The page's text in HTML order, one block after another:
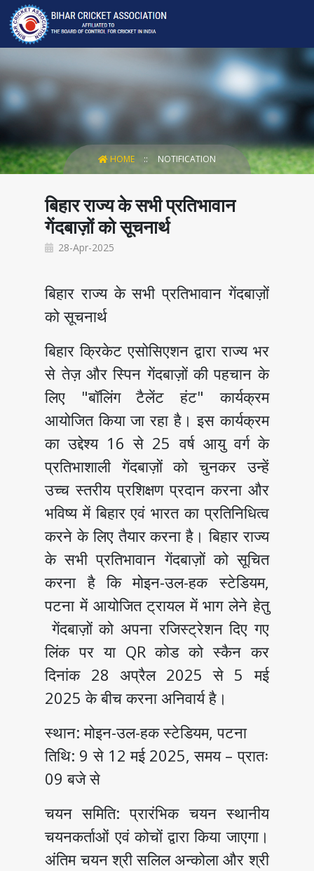
HOME NOTIFICATION
बिहार राज्य के सभी प्रतिभावान
गेंदबाज़ों को सूचनार्थ
28-Apr-2025
बिहार राज्य के सभी प्रतिभावान गेंदबाज़ों
को सूचनार्थ
बिहार क्रिकेट एसोसिएशन द्वारा राज्य भर
से तेज़ और स्पिन गेंदबाज़ों की पहचान के
लिए "बॉलिंग टैलेंट हंट" कार्यक्रम
आयोजित किया जा रहा है। इस कार्यक्रम
का उद्देश्य 16 से 25 वर्ष आयु वर्ग के
प्रतिभाशाली गेंदबाज़ों को चुनकर उन्हें
उच्च स्तरीय प्रशिक्षण प्रदान करना और
भविष्य में बिहार एवं भारत का प्रतिनिधित्व
करने के लिए तैयार करना है। बिहार राज्य
के सभी प्रतिभावान गेंदबाज़ों को सूचित
करना है कि मोइन-उल-हक स्टेडियम,
पटना में आयोजित ट्रायल में भाग लेने हेतु
गेंदबाज़ों को अपना रजिस्ट्रेशन दिए गए
लिंक पर या QR कोड को स्कैन कर
दिनांक 28 अप्रैल 2025 से 5 मई
2025 के बीच करना अनिवार्य है।
स्थान: मोइन-उल-हक स्टेडियम, पटना
तिथि: 9 से 12 मई 2025, समय – प्रातः
09 बजे से
चयन समिति: प्रारंभिक चयन स्थानीय
चयनकर्ताओं एवं कोचों द्वारा किया जाएगा।
अंतिम चयन श्री सलिल अन्कोला और श्री